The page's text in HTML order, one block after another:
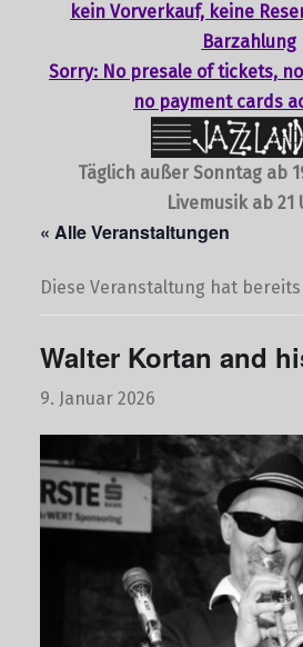
kein Vorverkauf, keine
Barzahlung
Sorry: No presale of tickets,
no payment cards
Täglich außer Sonntag ab
Livemusik ab 21
« Alle Veranstaltungen
Diese Veranstaltung hat
Walter Kortan and
9. Januar 2026